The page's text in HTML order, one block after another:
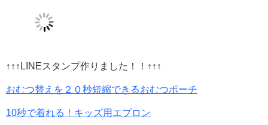
↑↑↑LINEスタンプ作りました！！↑↑↑
おむつ替えを２０秒短縮できるおむつポーチ
10秒で着れる！キッズ用エプロン